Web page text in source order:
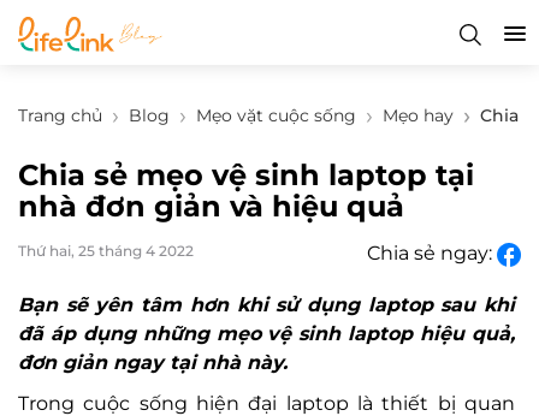
Trang chủ Blog Mẹo vặt cuộc sống Mẹo hay Chia
Chia sẻ mẹo vệ sinh laptop tại
nhà đơn giản và hiệu quả
Thứ hai, 25 tháng 4 2022 Chia sẻ ngay:
Bạn sẽ yên tâm hơn khi sử dụng laptop sau khi
đã áp dụng những mẹo vệ sinh laptop hiệu quả,
đơn giản ngay tại nhà này.
Trong cuộc sống hiện đại laptop là thiết bị quan